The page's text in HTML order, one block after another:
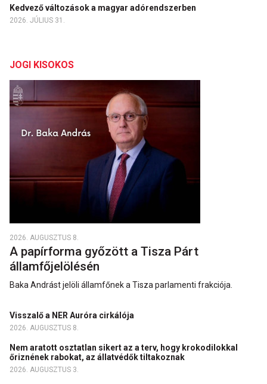
Kedvező változások a magyar adórendszerben
2026. JÚLIUS 31.
JOGI KISOKOS
2026. AUGUSZTUS 8.
A papírforma győzött a Tisza Párt
államfőjelölésén
Baka Andrást jelöli államfőnek a Tisza parlamenti frakciója.
Visszalő a NER Auróra cirkálója
2026. AUGUSZTUS 8.
Nem aratott osztatlan sikert az a terv, hogy krokodilokkal
őriznének rabokat, az állatvédők tiltakoznak
2026. AUGUSZTUS 3.